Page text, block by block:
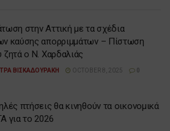
στην Αττική με τα σχέδια
καύσης απορριμμάτων – Πίστωση
ζητά ο Ν. Χαρδαλιάς
ΒΙΣΚΑΔΟΥΡΑΚΗ OCTOBER 8, 2025
πτήσεις θα κινηθούν τα οικονομικά
για το 2026